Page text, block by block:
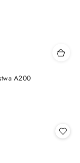
A200